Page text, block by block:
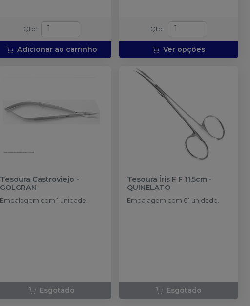
Qtd :
Adicionar ao carrinho
Qtd :
Ver opções
Tesoura Castroviejo -
GOLGRAN
Embalagem com 1 unidade.
Esgotado
Tesoura Íris F F 11,5cm -
QUINELATO
Embalagem com 01 unidade.
Esgotado